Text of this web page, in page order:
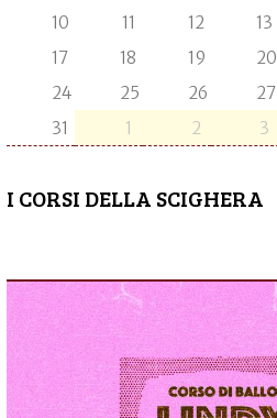
10
11 12 13
17
18 19 20
24
25 26 27
31
1 2 3
I CORSI DELLA SCIGHERA